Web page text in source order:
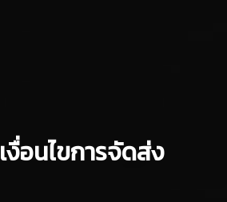
เงื่อนไขการจัดส่ง